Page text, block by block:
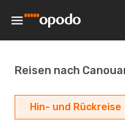
Reisen nach
Hin- und Rückreise